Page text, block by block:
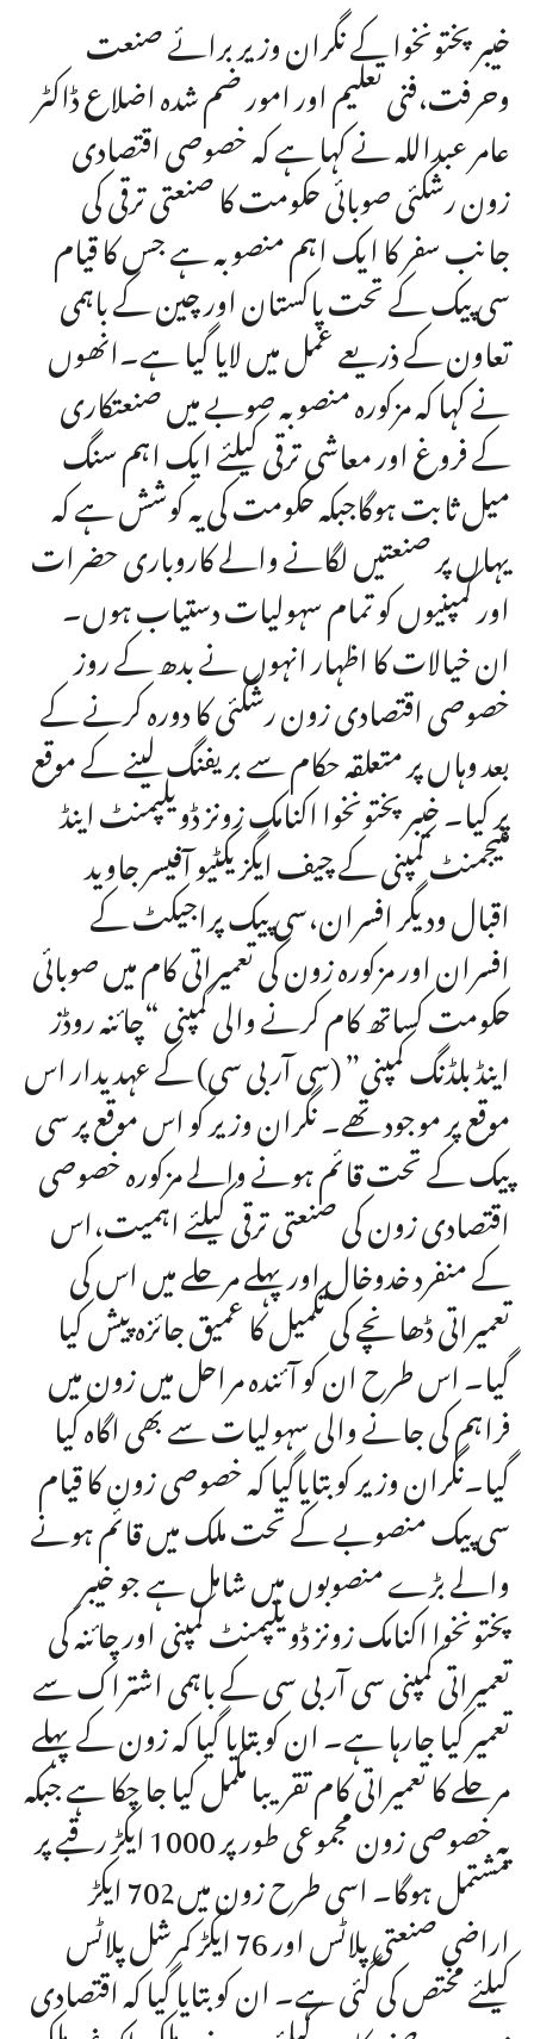
خیبر پختونخوا کے نگران وزیر برائے صنعت
وحرفت،فنی تعلیم اور امور ضم شدہ اضلاع ڈاکٹر
عامر عبداللہ نے کہا ہے کہ خصوصی اقتصادی
زون رشکئی صوبائی حکومت کا صنعتی ترقی کی
جانب سفر کا ایک اہم منصوبہ ہے جس کا قیام
سی پیک کے تحت پاکستان اور چین کے باہمی
تعاون کے ذریعے عمل میں لایا گیا ہے۔انھوں
نے کہا کہ مزکورہ منصوبہ صوبے میں صنعتکاری
کے فروغ اور معاشی ترقی کیلئے ایک اہم سنگ
میل ثابت ہوگاجبکہ حکومت کی یہ کوشش ہے کہ
یہاں پر صنعتیں لگانے والے کاروباری حضرات
اور کمپنیوں کو تمام سہولیات دستیاب ہوں۔
ان خیالات کا اظہار انہوں نے بدھ کے روز
خصوصی اقتصادی زون رشکئی کا دورہ کرنے کے
بعد وہاں پر متعلقہ حکام سے بریفنگ لینے کے موقع
پر کیا۔ خیبر پختونخوا اکنامک زونز ڈویلپمنٹ اینڈ
منیجمنٹ کمپنی کے چیف ایگزیکٹیو آفیسر جاوید
اقبال ودیگر افسران،سی پیک پراجیکٹ کے
افسران اور مزکورہ زون کی تعمیراتی کام میں صوبائی
حکومت کساتھ کام کرنے والی کمپنی “چائنہ روڈز
اینڈ بلڈنگ کمپنی” (سی آر بی سی) کے عہدیدار اس
موقع پر موجود تھے۔ نگران وزیر کو اس موقع پر سی
پیک کے تحت قائم ہونے والے مزکورہ خصوصی
اقتصادی زون کی صنعتی ترقی کیلئے اہمیت،اس
کے منفرد خدوخال اور پہلے مرحلے میں اس کی
تعمیراتی ڈھانچے کی تکمیل کا عمیق جائزہ پیش کیا
گیا۔ اس طرح ان کو آئندہ مراحل میں زون میں
فراہم کی جانے والی سہولیات سے بھی اگاہ کیا
گیا۔نگران وزیر کو بتایاگیا کہ خصوصی زون کا قیام
سی پیک منصوبے کے تحت ملک میں قائم ہونے
والے بڑے منصوبوں میں شامل ہے جو خیبر
پختونخوا اکنامک زونز ڈویلپمنٹ کمپنی اور چائنہ کی
تعمیراتی کمپنی سی آر بی سی کے باہمی اشتراک سے
تعمیر کیا جارہا ہے۔ ان کو بتایا گیا کہ زون کے پہلے
مرحلے کا تعمیراتی کام تقریبا مکمل کیا جا چکا ہے جبکہ
یہ خصوصی زون مجموعی طور پر 1000 ایکڑ رقبے پر
مشتمل ہوگا۔ اسی طرح زون میں702 ایکڑ
اراضی صنعتی پلاٹس اور 76 ایکڑ کمرشل پلاٹس
کیلئے مختص کی گئی ہے۔ ان کو بتایا گیا کہ اقتصادی